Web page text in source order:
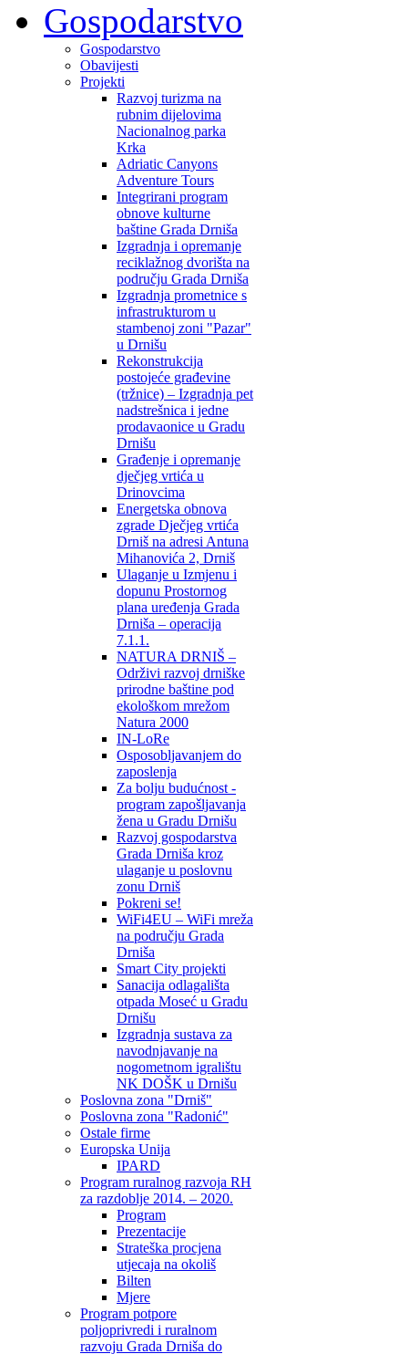
Gospodarstvo
Gospodarstvo
Obavijesti
Projekti
Razvoj turizma na
rubnim dijelovima
Nacionalnog parka
Krka
Adriatic Canyons
Adventure Tours
Integrirani program
obnove kulturne
baštine Grada Drniša
Izgradnja i opremanje
reciklažnog dvorišta na
području Grada Drniša
Izgradnja prometnice s
infrastrukturom u
stambenoj zoni "Pazar"
u Drnišu
Rekonstrukcija
postojeće građevine
(tržnice) – Izgradnja pet
nadstrešnica i jedne
prodavaonice u Gradu
Drnišu
Građenje i opremanje
dječjeg vrtića u
Drinovcima
Energetska obnova
zgrade Dječjeg vrtića
Drniš na adresi Antuna
Mihanovića 2, Drniš
Ulaganje u Izmjenu i
dopunu Prostornog
plana uređenja Grada
Drniša – operacija
7.1.1.
NATURA DRNIŠ –
Održivi razvoj drniške
prirodne baštine pod
ekološkom mrežom
Natura 2000
IN-LoRe
Osposobljavanjem do
zaposlenja
Za bolju budućnost -
program zapošljavanja
žena u Gradu Drnišu
Razvoj gospodarstva
Grada Drniša kroz
ulaganje u poslovnu
zonu Drniš
Pokreni se!
WiFi4EU – WiFi mreža
na području Grada
Drniša
Smart City projekti
Sanacija odlagališta
otpada Moseć u Gradu
Drnišu
Izgradnja sustava za
navodnjavanje na
nogometnom igralištu
NK DOŠK u Drnišu
Poslovna zona "Drniš"
Poslovna zona "Radonić"
Ostale firme
Europska Unija
IPARD
Program ruralnog razvoja RH
za razdoblje 2014. – 2020.
Program
Prezentacije
Strateška procjena
utjecaja na okoliš
Bilten
Mjere
Program potpore
poljoprivredi i ruralnom
razvoju Grada Drniša do